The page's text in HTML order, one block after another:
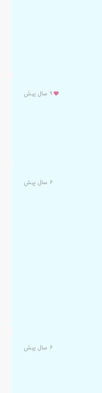
۹ سال پیش
۶ سال پیش
۶ سال پیش